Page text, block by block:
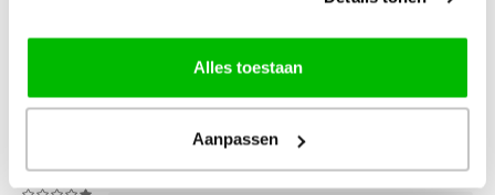
Alles toestaan
Aanpassen